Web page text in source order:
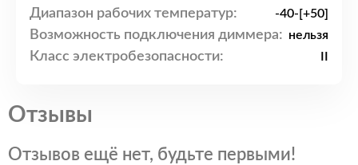
Диапазон рабочих температур: -40-[+50]
Возможность подключения диммера: нельзя
Класс электробезопасности:
Отзывы
Отзывов ещё нет, будьте первыми!